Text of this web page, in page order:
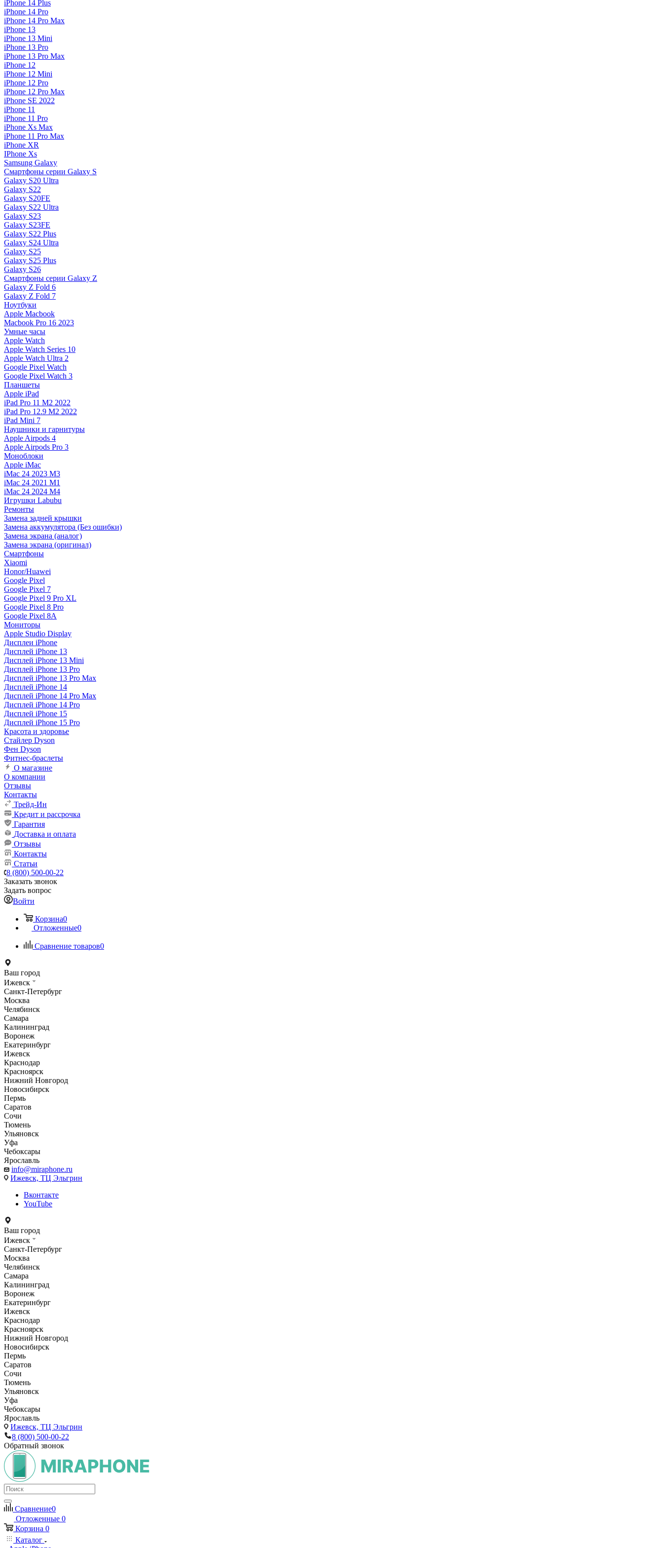
iPhone 14 Plus
iPhone 14 Pro
iPhone 14 Pro Max
iPhone 13
iPhone 13 Mini
iPhone 13 Pro
iPhone 13 Pro Max
iPhone 12
iPhone 12 Mini
iPhone 12 Pro
iPhone 12 Pro Max
iPhone SE 2022
iPhone 11
iPhone 11 Pro
iPhone Xs Max
iPhone 11 Pro Max
iPhone XR
IPhone Xs
Samsung Galaxy
Смартфоны серии Galaxy S
Galaxy S20 Ultra
Galaxy S22
Galaxy S20FE
Galaxy S22 Ultra
Galaxy S23
Galaxy S23FE
Galaxy S22 Plus
Galaxy S24 Ultra
Galaxy S25
Galaxy S25 Plus
Galaxy S26
Смартфоны серии Galaxy Z
Galaxy Z Fold 6
Galaxy Z Fold 7
Ноутбуки
Apple Macbook
Macbook Pro 16 2023
Умные часы
Apple Watch
Apple Watch Series 10
Apple Watch Ultra 2
Google Pixel Watch
Google Pixel Watch 3
Планшеты
Apple iPad
iPad Pro 11 M2 2022
iPad Pro 12.9 M2 2022
iPad Mini 7
Наушники и гарнитуры
Apple Airpods 4
Apple Airpods Pro 3
Моноблоки
Apple iMac
iMac 24 2023 M3
iMac 24 2021 M1
iMac 24 2024 M4
Игрушки Labubu
Ремонты
Замена задней крышки
Замена аккумулятора (Без ошибки)
Замена экрана (аналог)
Замена экрана (оригинал)
Смартфоны
Xiaomi
Honor/Huawei
Google Pixel
Google Pixel 7
Google Pixel 9 Pro XL
Google Pixel 8 Pro
Google Pixel 8A
Мониторы
Apple Studio Display
Дисплеи iPhone
Дисплей iPhone 13
Дисплей iPhone 13 Mini
Дисплей iPhone 13 Pro
Дисплей iPhone 13 Pro Max
Дисплей iPhone 14
Дисплей iPhone 14 Pro Max
Дисплей iPhone 14 Pro
Дисплей iPhone 15
Дисплей iPhone 15 Pro
Красота и здоровье
Стайлер Dyson
Фен Dyson
Фитнес-браслеты
О магазине
О компании
Отзывы
Контакты
Трейд-Ин
Кредит и рассрочка
Гарантия
Доставка и оплата
Отзывы
Контакты
Статьи
8 (800) 500-00-22
Заказать звонок
Задать вопрос
Войти
Корзина0
Отложенные0
Сравнение товаров0
Ваш город
Ижевск
Санкт-Петербург
Москва
Челябинск
Самара
Калининград
Воронеж
Екатеринбург
Ижевск
Краснодар
Красноярск
Нижний Новгород
Новосибирск
Пермь
Саратов
Сочи
Тюмень
Ульяновск
Уфа
Чебоксары
Ярославль
info@miraphone.ru
Ижевск, ТЦ Эльгрин
Вконтакте
YouTube
Ваш город
Ижевск
Санкт-Петербург
Москва
Челябинск
Самара
Калининград
Воронеж
Екатеринбург
Ижевск
Краснодар
Красноярск
Нижний Новгород
Новосибирск
Пермь
Саратов
Сочи
Тюмень
Ульяновск
Уфа
Чебоксары
Ярославль
Ижевск, ТЦ Эльгрин
8 (800) 500-00-22
Обратный звонок
Сравнение0
Отложенные 0
Корзина 0
Каталог